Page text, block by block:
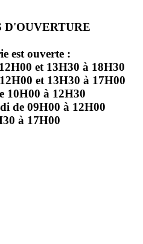
D'OUVERTURE
est ouverte :
et 13H30 à 18H30
et 13H30 à 17H00
10H00 à 12H30
de 09H00 à 12H00
à 17H00